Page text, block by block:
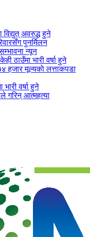
विद्युत् अवरुद्ध हुने
पुनर्मिलन
न्यून
ठाउँमा भारी वर्षा हुने
हजार मूल्यकाे लत्ताकपडा
वर्षा हुने
गरिन् आत्महत्या